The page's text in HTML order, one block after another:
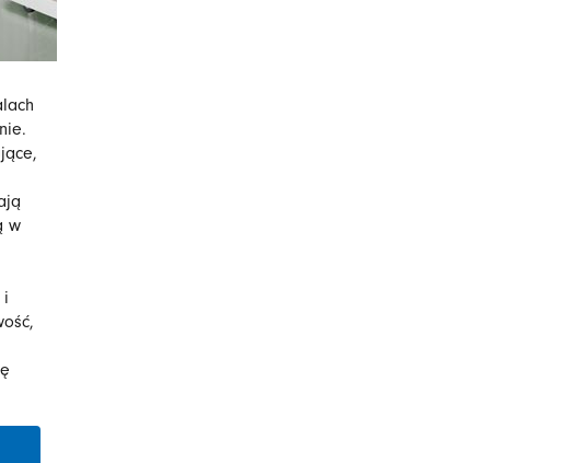
w
i